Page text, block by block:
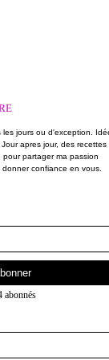
jours ou d'exception.
apres jour, des recettes
partager ma passion
confiance en vous.
abonnés